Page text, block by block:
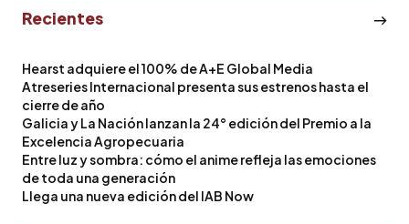
Recientes
Hearst adquiere el 100% de A+E Global Media
Atreseries Internacional presenta sus estrenos hasta el
cierre de año
Galicia y La Nación lanzan la 24° edición del Premio a la
Excelencia Agropecuaria
Entre luz y sombra: cómo el anime refleja las emociones
de toda una generación
Llega una nueva edición del IAB Now